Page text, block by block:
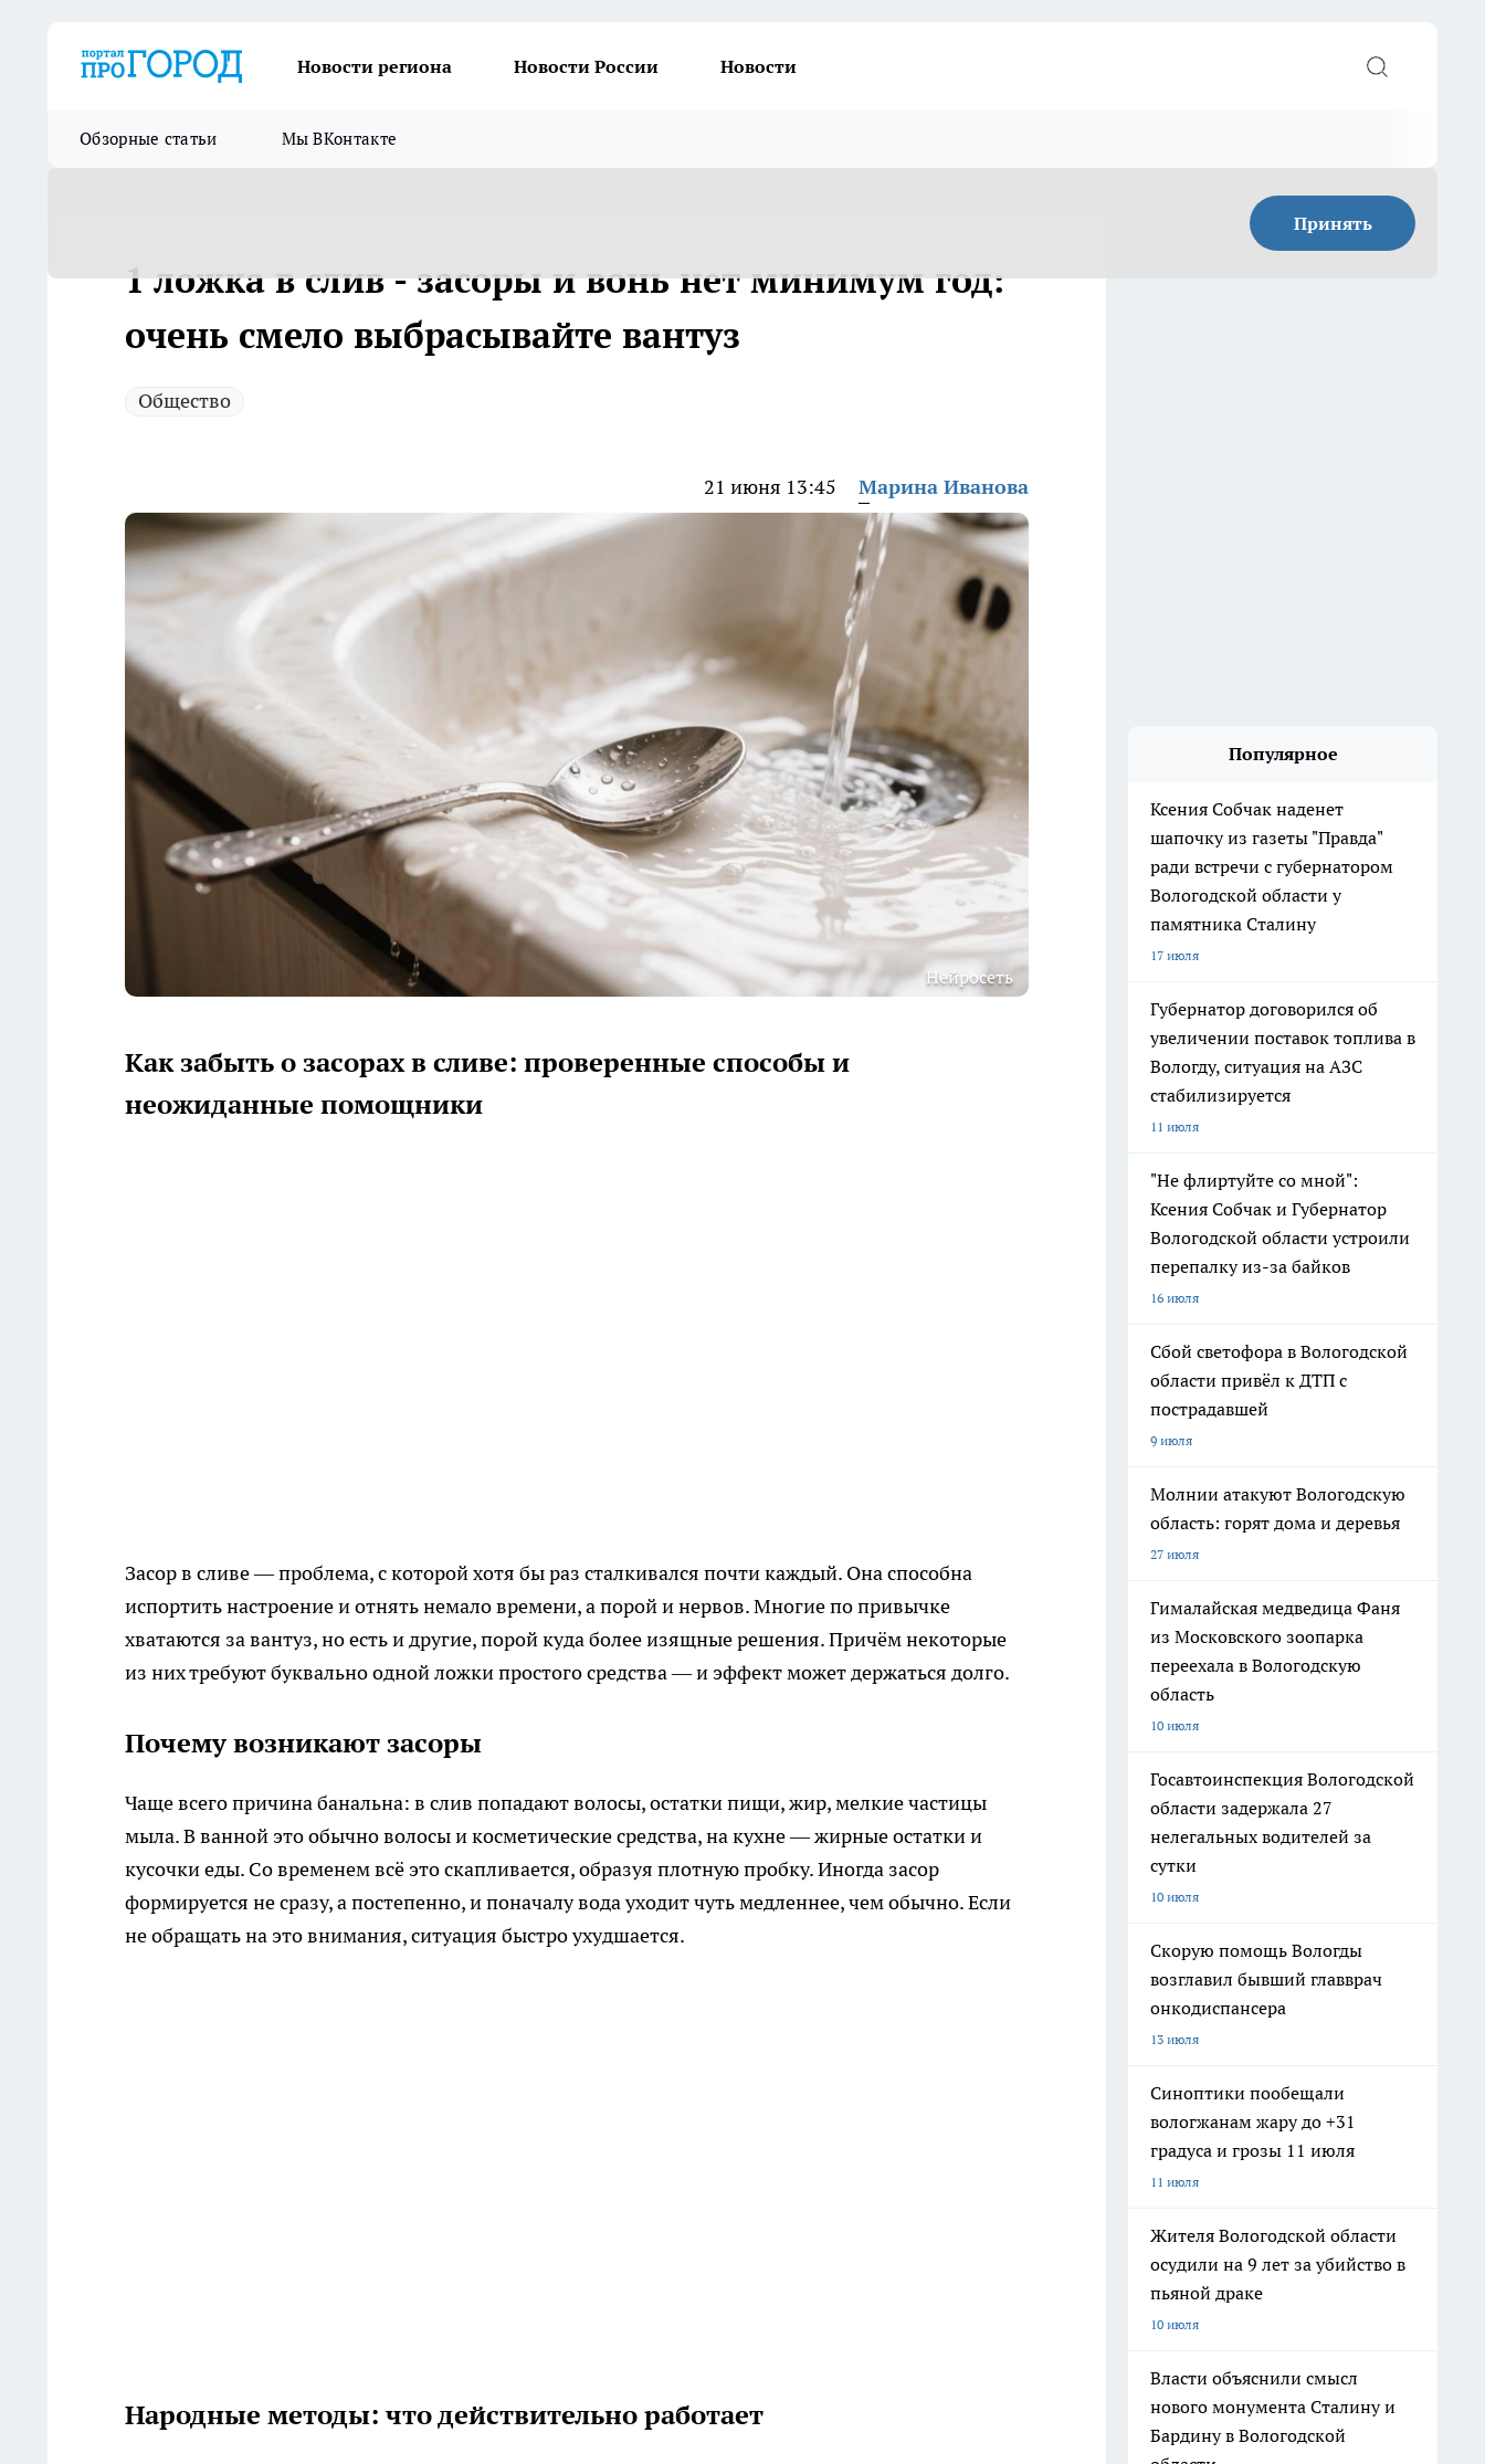
Новости региона Новости России Новости
Обзорные статьи Мы ВКонтакте
Принять
1 ложка в слив - засоры и вонь нет минимум год:
очень смело выбрасывайте вантуз
Общество
21 июня 13:45 Марина Иванова
Нейросеть
Как забыть о засорах в сливе: проверенные способы и
неожиданные помощники
Засор в сливе — проблема, с которой хотя бы раз сталкивался почти каждый. Она способна
испортить настроение и отнять немало времени, а порой и нервов. Многие по привычке
хватаются за вантуз, но есть и другие, порой куда более изящные решения. Причём некоторые
из них требуют буквально одной ложки простого средства — и эффект может держаться долго.
Почему возникают засоры
Чаще всего причина банальна: в слив попадают волосы, остатки пищи, жир, мелкие частицы
мыла. В ванной это обычно волосы и косметические средства, на кухне — жирные остатки и
кусочки еды. Со временем всё это скапливается, образуя плотную пробку. Иногда засор
формируется не сразу, а постепенно, и поначалу вода уходит чуть медленнее, чем обычно. Если
не обращать на это внимания, ситуация быстро ухудшается.
Народные методы: что действительно работает
Популярное
Ксения Собчак наденет
шапочку из газеты "Правда"
ради встречи с губернатором
Вологодской области у
памятника Сталину
17 июля
Губернатор договорился об
увеличении поставок топлива в
Вологду, ситуация на АЗС
стабилизируется
11 июля
"Не флиртуйте со мной":
Ксения Собчак и Губернатор
Вологодской области устроили
перепалку из-за байков
16 июля
Сбой светофора в Вологодской
области привёл к ДТП с
пострадавшей
9 июля
Молнии атакуют Вологодскую
область: горят дома и деревья
27 июля
Гималайская медведица Фаня
из Московского зоопарка
переехала в Вологодскую
область
10 июля
Госавтоинспекция Вологодской
области задержала 27
нелегальных водителей за
сутки
10 июля
Скорую помощь Вологды
возглавил бывший главврач
онкодиспансера
13 июля
Синоптики пообещали
вологжанам жару до +31
градуса и грозы 11 июля
11 июля
Жителя Вологодской области
осудили на 9 лет за убийство в
пьяной драке
10 июля
Власти объяснили смысл
нового монумента Сталину и
Бардину в Вологодской